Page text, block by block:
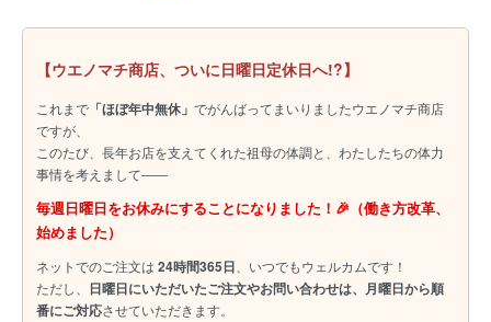
【ウエノマチ商店、ついに日曜日定休日へ!?】
これまで 「ほぼ年中無休」 でがんばってまいりましたウエノマチ商店
ですが、
このたび、長年お店を支えてくれた祖母の体調と、わたしたちの体力
事情を考えまして――
毎週日曜日をお休みにすることになりました！🎉（働き方改革、
始めました）
ネットでのご注文は 24時間365日 、いつでもウェルカムです！
ただし、
日曜日にいただいたご注文やお問い合わせは、月曜日から順
番にご対応させていただきます。